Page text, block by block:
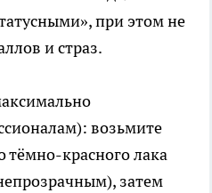
при этом не
и страз.
возьмите
тёмно-красного лака
затем